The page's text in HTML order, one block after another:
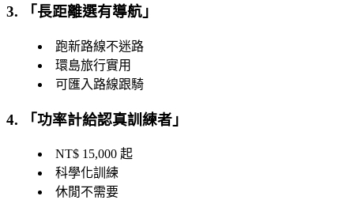
3. 「 長距離選有導航 」
跑新路線不迷路
環島旅行實用
可匯入路線跟騎
4. 「功率計給認真訓練者 」
NT$ 15,000 起
科學化訓練
休閒不需要